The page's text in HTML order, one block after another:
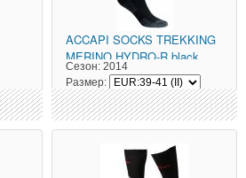
ACCAPI SOCKS TREKKING
MERINO HYDRO-R black
(черный)
Сезон: 2014
Размер: